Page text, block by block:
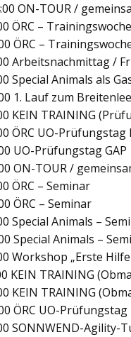
ON-TOUR /
ÖRC –
ÖRC –
Arbeitsnachmittag /
Special Animals als
1. Lauf zum
KEIN TRAINING
ÖRC UO-Prüfungstag
UO-Prüfungstag GAP
ON-TOUR /
ÖRC – Seminar
ÖRC – Seminar
Special Animals –
Special Animals –
Workshop „Erste
KEIN TRAINING
KEIN TRAINING
ÖRC UO-
SONNWEND-Agility-